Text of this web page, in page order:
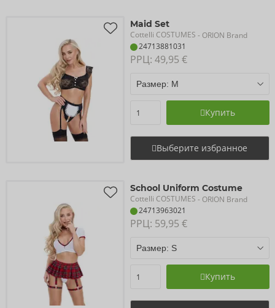
Maid Set
Cottelli COSTUMES - ORION Brand
24713881031
РРЦ: 49,95 €
Купить
Выберите избранное
School Uniform Costume
Cottelli COSTUMES - ORION Brand
24713963021
РРЦ: 59,95 €
Купить